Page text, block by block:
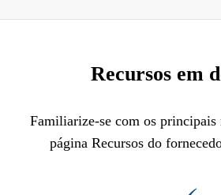
Recursos em
Familiarize-se com os principais
página Recursos do